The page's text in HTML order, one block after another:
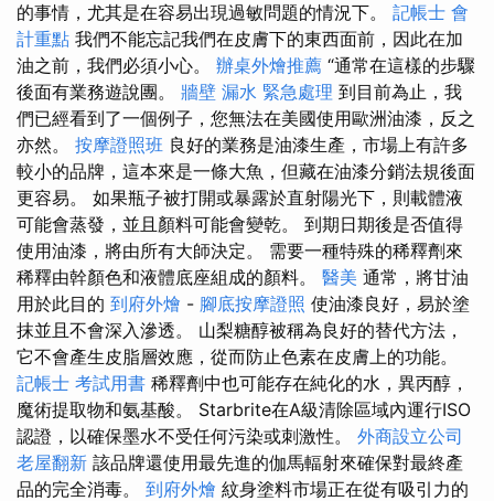
的事情，尤其是在容易出現過敏問題的情況下。 記帳士 會
計重點 我們不能忘記我們在皮膚下的東西面前，因此在加
油之前，我們必須小心。 辦桌外燴推薦 “通常在這樣的步驟
後面有業務遊說團。 牆壁 漏水 緊急處理 到目前為止，我
們已經看到了一個例子，您無法在美國使用歐洲油漆，反之
亦然。 按摩證照班 良好的業務是油漆生產，市場上有許多
較小的品牌，這本來是一條大魚，但藏在油漆分銷法規後面
更容易。 如果瓶子被打開或暴露於直射陽光下，則載體液
可能會蒸發，並且顏料可能會變乾。 到期日期後是否值得
使用油漆，將由所有大師決定。 需要一種特殊的稀釋劑來
稀釋由幹顏色和液體底座組成的顏料。 醫美 通常，將甘油
用於此目的 到府外燴 - 腳底按摩證照 使油漆良好，易於塗
抹並且不會深入滲透。 山梨糖醇被稱為良好的替代方法，
它不會產生皮脂層效應，從而防止色素在皮膚上的功能。
記帳士 考試用書 稀釋劑中也可能存在純化的水，異丙醇，
魔術提取物和氨基酸。 Starbrite在A級清除區域內運行ISO
認證，以確保墨水不受任何污染或刺激性。 外商設立公司
老屋翻新 該品牌還使用最先進的伽馬輻射來確保對最終產
品的完全消毒。 到府外燴 紋身塗料市場正在從有吸引力的